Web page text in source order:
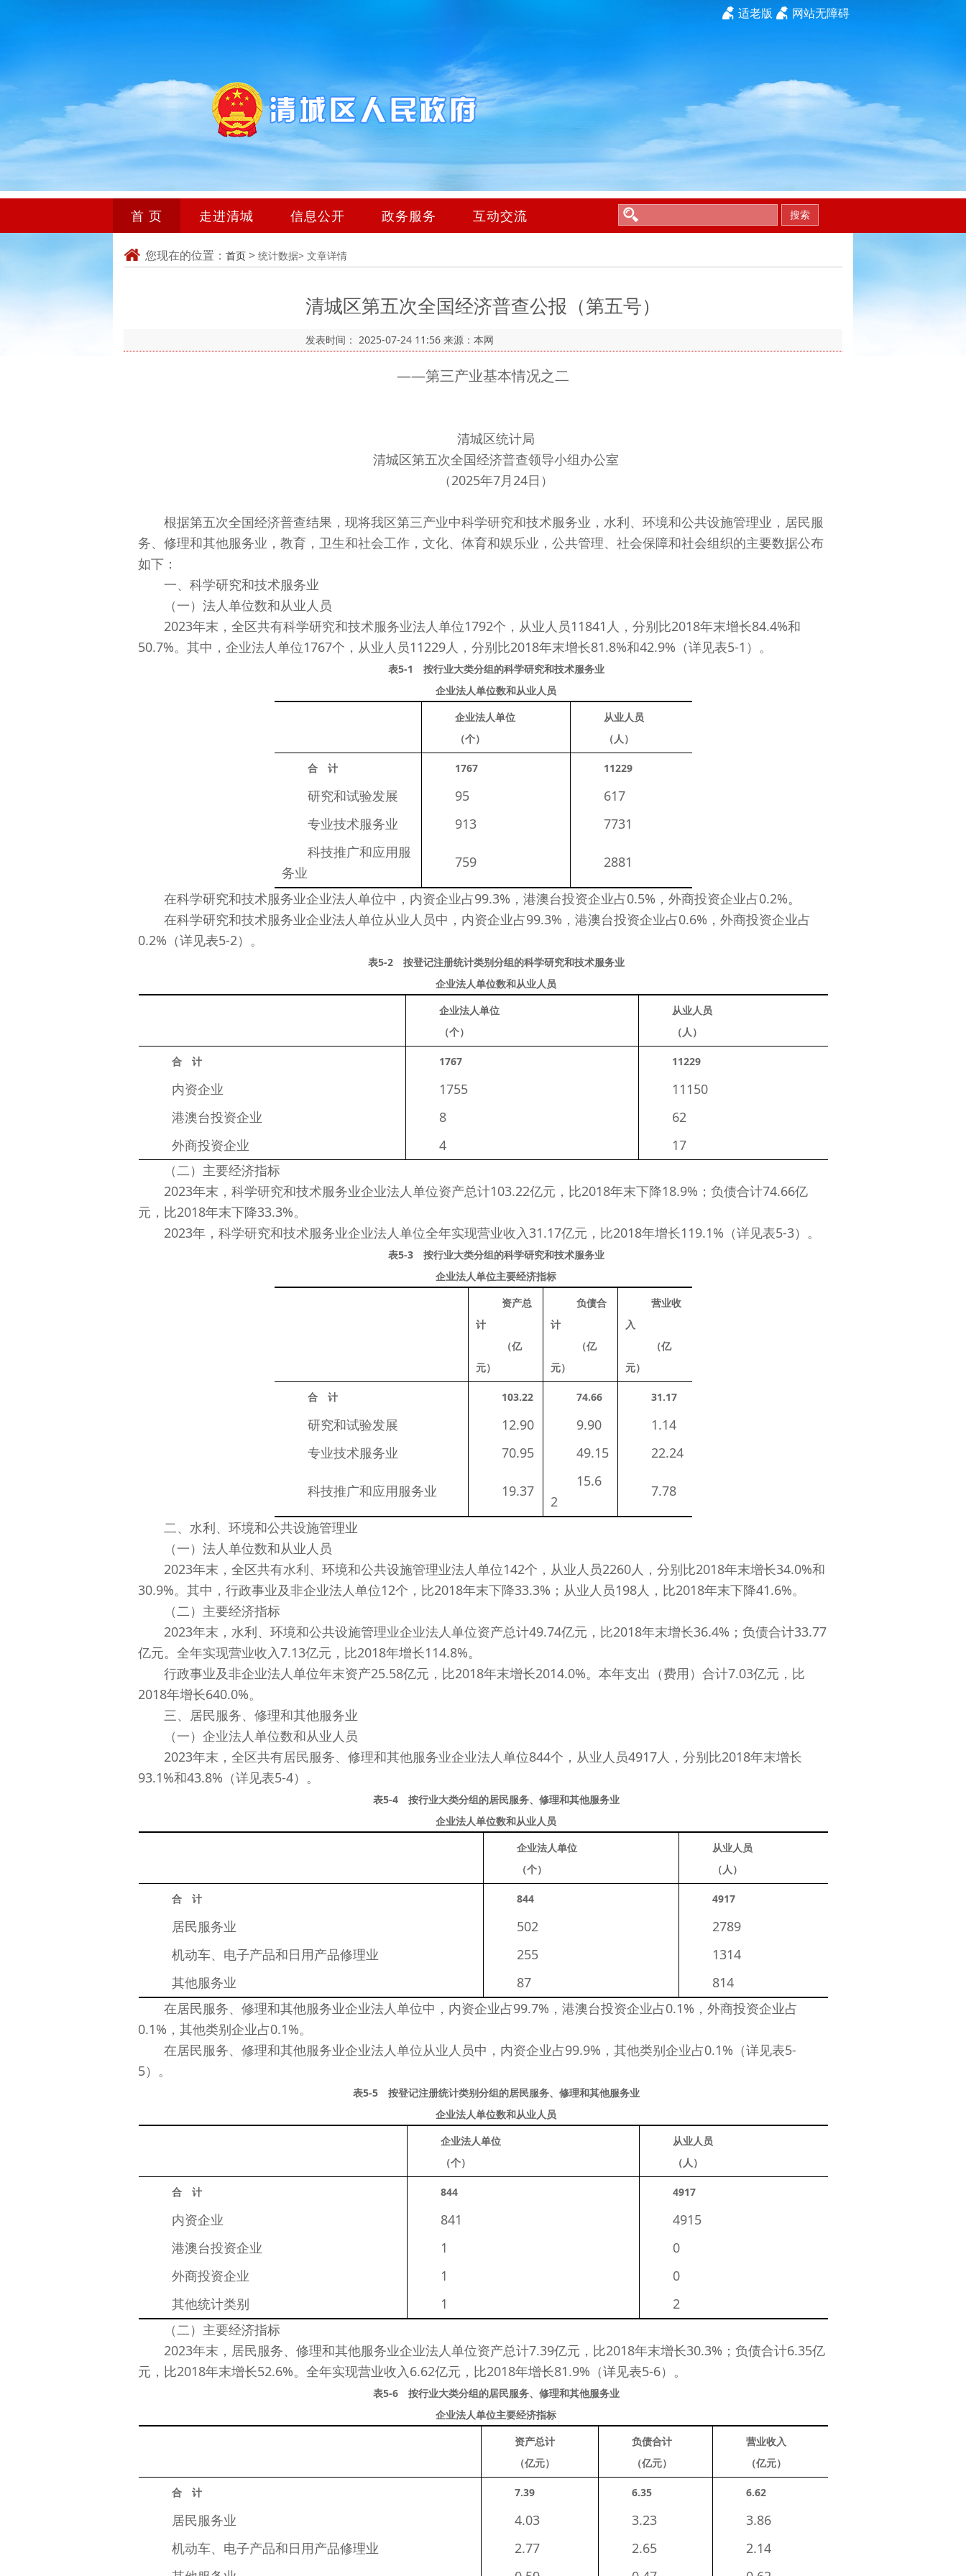
网站无障碍
适老版
首 页 走进清城 信息公开 政务服务 互动交流 搜索
您现在的位置： 首页 > 统计数据> 文章详情
清城区第五次全国经济普查公报（第五号）
发表时间： 2025-07-24 11:56 来源：本网
——第三产业基本情况之二
清城区统计局
清城区第五次全国经济普查领导小组办公室
（2025年7月24日）
根据第五次全国经济普查结果，现将我区第三产业中科学研究和技术服务业，水利、环境和公共设施管理业，居民服
务、修理和其他服务业，教育，卫生和社会工作，文化、体育和娱乐业，公共管理、社会保障和社会组织的主要数据公布
如下：
一、科学研究和技术服务业
（一）法人单位数和从业人员
2023年末，全区共有科学研究和技术服务业法人单位1792个，从业人员11841人，分别比2018年末增长84.4%和
50.7%。其中，企业法人单位1767个，从业人员11229人，分别比2018年末增长81.8%和42.9%（详见表5-1）。
表5-1 按行业大类分组的科学研究和技术服务业
企业法人单位数和从业人员
企业法人单位
（个）
从业人员
（人）
合　计 1767 11229
研究和试验发展 95
617
专业技术服务业
913
7731
科技推广和应用服
务业
759 2881
在科学研究和技术服务业企业法人单位中，内资企业占99.3%，港澳台投资企业占0.5%，外商投资企业占0.2%。
在科学研究和技术服务业企业法人单位从业人员中，内资企业占99.3%，港澳台投资企业占0.6%，外商投资企业占
0.2%（详见表5-2）。
表5-2 按登记注册统计类别分组的科学研究和技术服务业
企业法人单位数和从业人员
企业法人单位
（个）
从业人员
（人）
合　计 1767 11229
内资企业 1755
11150
港澳台投资企业
8
62
外商投资企业
4
17
（二）主要经济指标
2023年末，科学研究和技术服务业企业法人单位资产总计103.22亿元，比2018年末下降18.9%；负债合计74.66亿
元，比2018年末下降33.3%。
2023年，科学研究和技术服务业企业法人单位全年实现营业收入31.17亿元，比2018年增长119.1%（详见表5-3）。
表5-3 按行业大类分组的科学研究和技术服务业
企业法人单位主要经济指标
资产总
计
（亿
元）
负债合
计
（亿
元）
营业收
入
（亿
元）
合　计 103.22 74.66 31.17
研究和试验发展 12.90 9.90
1.14
专业技术服务业
70.95 49.15 22.24
科技推广和应用服务业 19.37
15.6
2
7.78
二、水利、环境和公共设施管理业
（一）法人单位数和从业人员
2023年末，全区共有水利、环境和公共设施管理业法人单位142个，从业人员2260人，分别比2018年末增长34.0%和
30.9%。其中，行政事业及非企业法人单位12个，比2018年末下降33.3%；从业人员198人，比2018年末下降41.6%。
（二）主要经济指标
2023年末，水利、环境和公共设施管理业企业法人单位资产总计49.74亿元，比2018年末增长36.4%；负债合计33.77
亿元。全年实现营业收入7.13亿元，比2018年增长114.8%。
行政事业及非企业法人单位年末资产25.58亿元，比2018年末增长2014.0%。本年支出（费用）合计7.03亿元，比
2018年增长640.0%。
三、居民服务、修理和其他服务业
（一）企业法人单位数和从业人员
2023年末，全区共有居民服务、修理和其他服务业企业法人单位844个，从业人员4917人，分别比2018年末增长
93.1%和43.8%（详见表5-4）。
表5-4 按行业大类分组的居民服务、修理和其他服务业
企业法人单位数和从业人员
企业法人单位
（个）
从业人员
（人）
合　计 844 4917
居民服务业 502
2789
机动车、电子产品和日用产品修理业
255
1314
其他服务业
87
814
在居民服务、修理和其他服务业企业法人单位中，内资企业占99.7%，港澳台投资企业占0.1%，外商投资企业占
0.1%，其他类别企业占0.1%。
在居民服务、修理和其他服务业企业法人单位从业人员中，内资企业占99.9%，其他类别企业占0.1%（详见表5-
5）。
表5-5 按登记注册统计类别分组的居民服务、修理和其他服务业
企业法人单位数和从业人员
企业法人单位
（个）
从业人员
（人）
合　计 844 4917
内资企业 841
4915
港澳台投资企业
1
0
外商投资企业
1
0
其他统计类别
1
2
（二）主要经济指标
2023年末，居民服务、修理和其他服务业企业法人单位资产总计7.39亿元，比2018年末增长30.3%；负债合计6.35亿
元，比2018年末增长52.6%。全年实现营业收入6.62亿元，比2018年增长81.9%（详见表5-6）。
表5-6 按行业大类分组的居民服务、修理和其他服务业
企业法人单位主要经济指标
资产总计
（亿元）
负债合计
（亿元）
营业收入
（亿元）
合　计 7.39 6.35 6.62
居民服务业 4.03 3.23
3.86
机动车、电子产品和日用产品修理业
2.77 2.65
2.14